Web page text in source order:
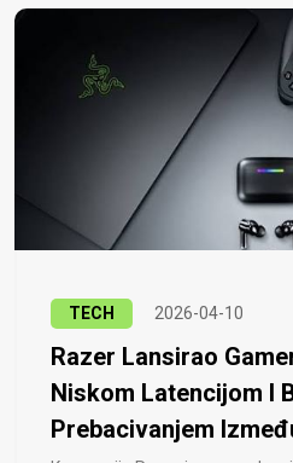
TECH 2026-04-10
Razer Lansirao
Niskom Latencijom I
Prebacivanjem